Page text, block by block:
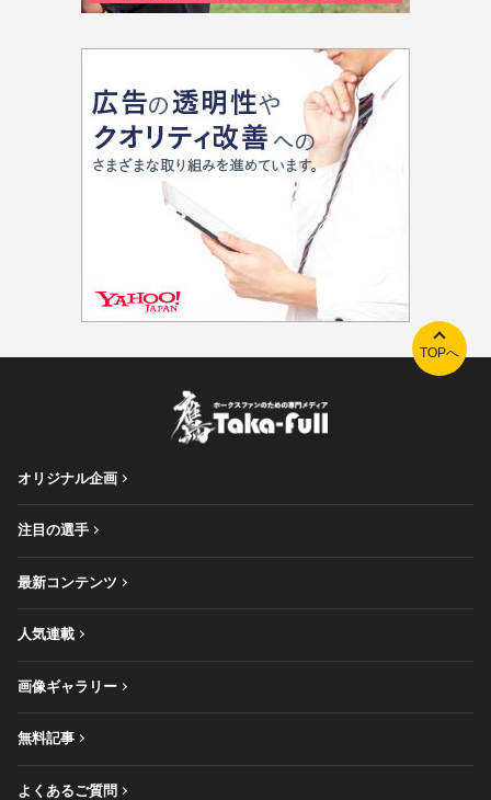
TOPへ
オリジナル企画
注目の選手
最新コンテンツ
人気連載
画像ギャラリー
無料記事
よくあるご質問